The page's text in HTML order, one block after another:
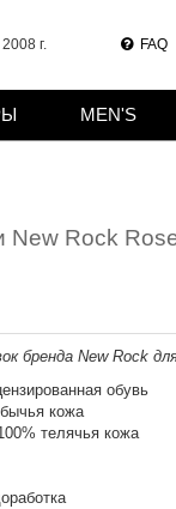
г. FAQ
New Rock
бренда New Rock
обувь
кожа
телячья кожа
MEN'S